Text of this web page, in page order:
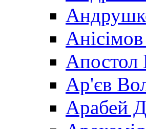
Ар'єв
Арабей